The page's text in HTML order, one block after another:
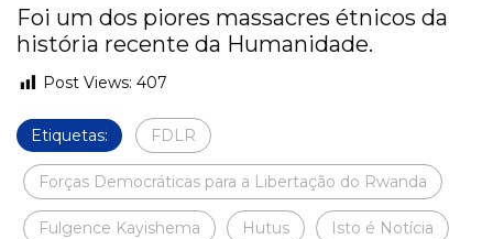
Foi um dos piores massacres étnicos da
história recente da Humanidade.
Post Views: 407
Etiquetas: FDLR
Forças Democráticas para a Libertação do Rwanda
Fulgence Kayishema Hutus Isto é Notícia